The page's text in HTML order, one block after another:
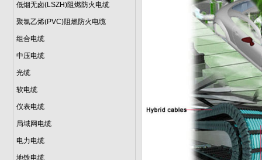
低烟无卤(LSZH)阻燃防火电缆
聚氯乙烯(PVC)阻燃防火电缆
组合电缆
中压电缆
光缆
软电缆
仪表电缆
局域网电缆
电力电缆
地铁电缆